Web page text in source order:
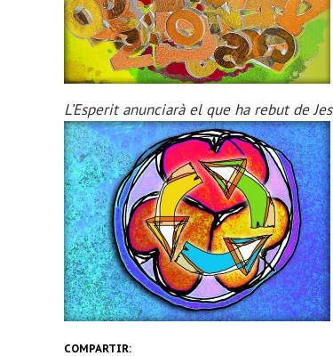
L’Esperit anunciarà el que ha rebut de
COMPARTIR: